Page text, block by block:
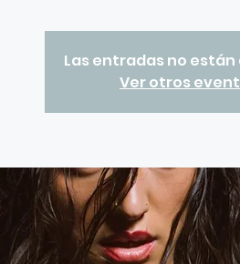
Las entradas no están
Ver otros